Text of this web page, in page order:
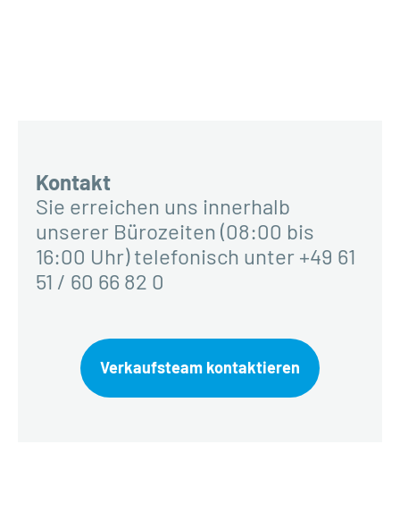
Kontakt
Sie erreichen uns innerhalb
unserer Bürozeiten (08:00 bis
16:00 Uhr) telefonisch unter +49 61
51 / 60 66 82 0
Verkaufsteam kontaktieren